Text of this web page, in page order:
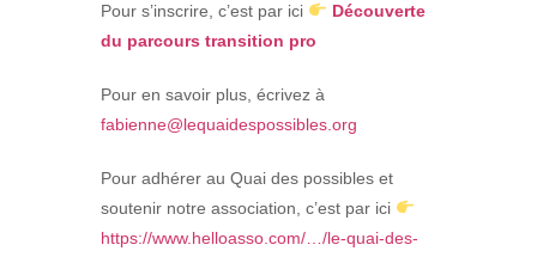
Pour s’inscrire, c’est par ici
Découverte
du parcours transition pro
Pour en savoir plus, écrivez à
fabienne@lequaidespossibles.org
Pour adhérer au Quai des possibles et
soutenir notre association, c’est par ici
https://www.helloasso.com/…/le-quai-des-